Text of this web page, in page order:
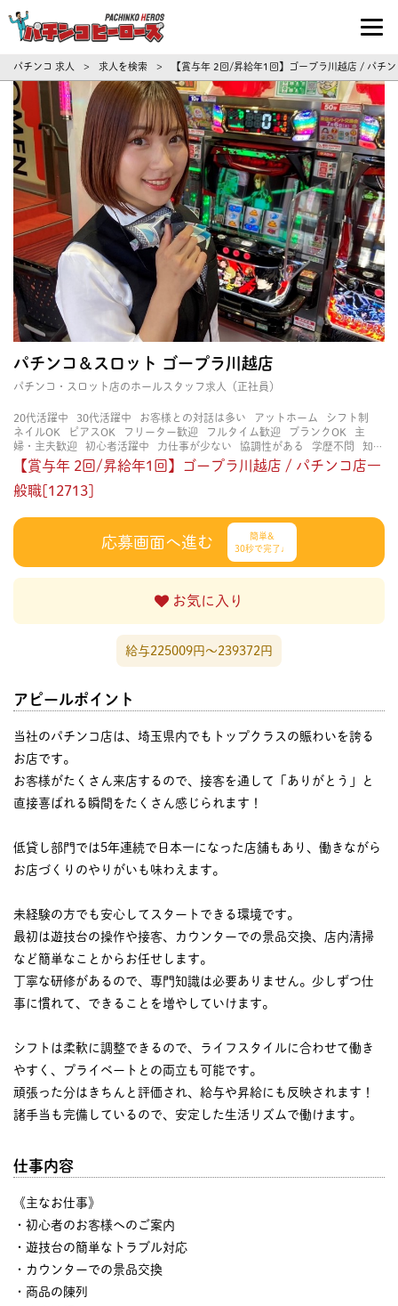
パチンコ求人・転職ならパチンコヒーロ
パチンコ 求人 > 求人を検索 > 【賞与年 2回/昇給年1回】ゴープラ川越店 / パチ
パチンコ＆スロット ゴープラ川越店
パチンコ・スロット店のホールスタッフ求人（正社員）
20代活躍中 30代活躍中 お客様との対話は多い アットホーム
シフト制
ネイルOK
ピアスOK フリーター歓迎 フルタイム歓迎 ブランクOK
主
婦・主夫歓迎
初心者活躍中 力仕事が少ない 協調性がある 学歴不問
知
識・経験不要
研修あり 立ち仕事 経験者・有資格者歓迎 茶髪OK
賑やか
な職場
長く働ける 長期歓迎
【賞与年 2回/昇給年1回】ゴープラ川越店 / パチンコ店一
般職[12713]
応募画面へ進む
簡単&
30秒で完了♩
お気に入り
給与225009円〜239372円
アピールポイント
当社のパチンコ店は、埼玉県内でもトップクラスの賑わいを誇る
お店です。
お客様がたくさん来店するので、接客を通して「ありがとう」と
直接喜ばれる瞬間をたくさん感じられます！
低貸し部門では5年連続で日本一になった店舗もあり、働きながら
お店づくりのやりがいも味わえます。
未経験の方でも安心してスタートできる環境です。
最初は遊技台の操作や接客、カウンターでの景品交換、店内清掃
など簡単なことからお任せします。
丁寧な研修があるので、専門知識は必要ありません。少しずつ仕
事に慣れて、できることを増やしていけます。
シフトは柔軟に調整できるので、ライフスタイルに合わせて働き
やすく、プライベートとの両立も可能です。
頑張った分はきちんと評価され、給与や昇給にも反映されます！
諸手当も完備しているので、安定した生活リズムで働けます。
仕事内容
《主なお仕事》
・初心者のお客様へのご案内
・遊技台の簡単なトラブル対応
・カウンターでの景品交換
・商品の陳列